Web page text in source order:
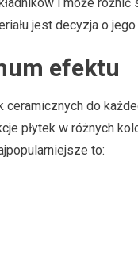
jest decyzja o
efektu
ceramicznych do
płytek w różnych
to: